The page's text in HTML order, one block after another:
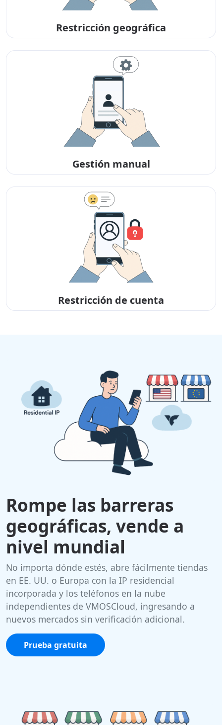
Restricción geográfica
Gestión manual
Restricción de cuenta
Rompe las barreras
geográficas, vende a
nivel mundial
No importa dónde estés, abre fácilmente tiendas
en EE. UU. o Europa con la IP residencial
incorporada y los teléfonos en la nube
independientes de VMOSCloud, ingresando a
nuevos mercados sin verificación adicional.
Prueba gratuita